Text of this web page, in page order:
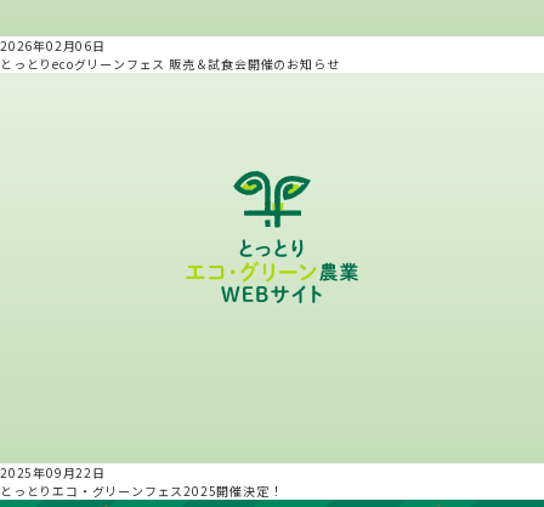
2026年02月06日
とっとりecoグリーンフェス 販売＆試食会開催のお知らせ
2025年09月22日
とっとりエコ・グリーンフェス2025開催決定！